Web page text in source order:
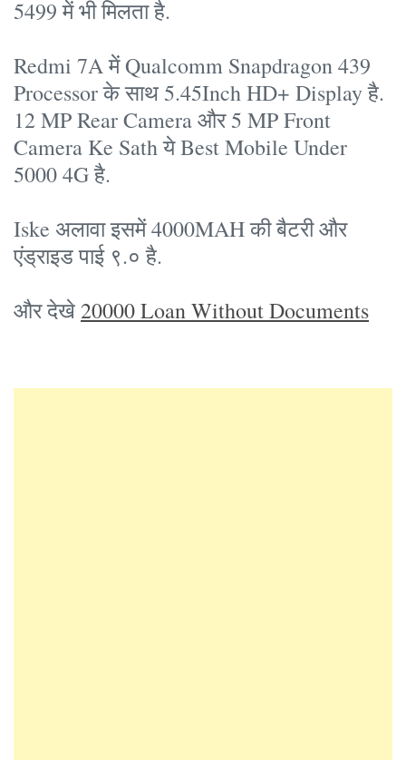
5499 में भी मिलता है.
Redmi 7A में Qualcomm Snapdragon 439
Processor के साथ 5.45Inch HD+ Display है.
12 MP Rear Camera और 5 MP Front
Camera Ke Sath ये Best Mobile Under
5000 4G है.
Iske अलावा इसमें 4000MAH की बैटरी और
एंड्राइड पाई ९.० है.
और देखे20000 Loan Without Documents